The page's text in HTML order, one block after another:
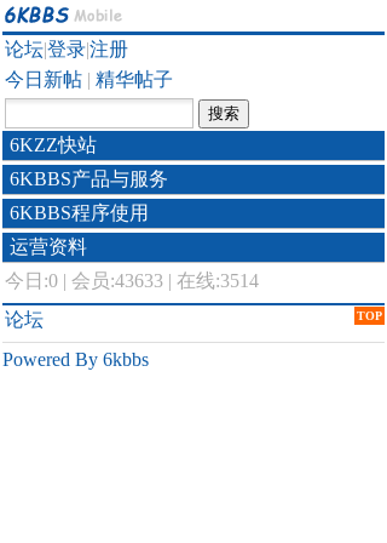
论坛|登录|注册
今日新帖 | 精华帖子
6KZZ快站
6KBBS产品与服务
6KBBS程序使用
运营资料
今日:0 | 会员:43633 | 在线:3514
TOP
论坛
Powered By 6kbbs